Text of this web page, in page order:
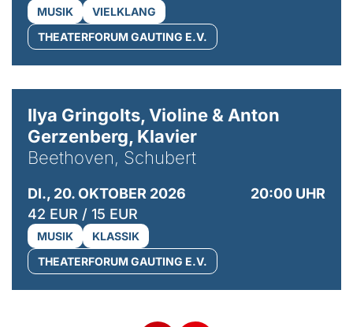
MUSIK
VIELKLANG
THEATERFORUM GAUTING E.V.
Ilya Gringolts, Violine & Anton
Gerzenberg, Klavier
Beethoven, Schubert
DI., 20. OKTOBER 2026
20:00 UHR
42 EUR / 15 EUR
MUSIK
KLASSIK
THEATERFORUM GAUTING E.V.